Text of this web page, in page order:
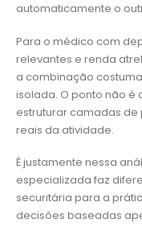
automaticamente o
Para o médico com
relevantes e renda
a combinação
isolada. O ponto não é
estruturar camadas
reais da atividade.
É justamente nessa
especializada faz
securitária para a
decisões baseadas